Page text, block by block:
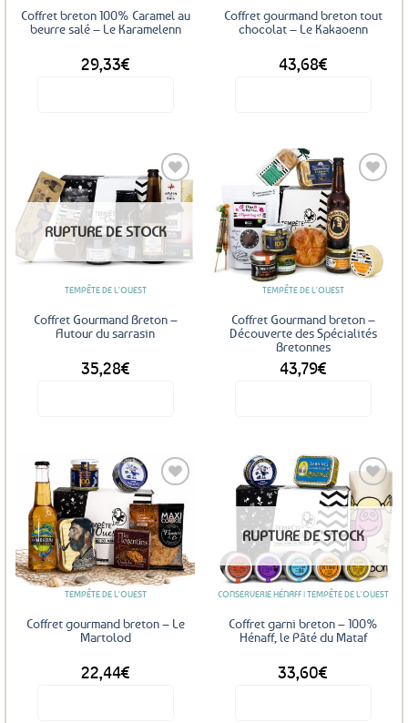
Coffret breton 100% Caramel au
beurre salé – Le Karamelenn
29,33€
Coffret gourmand breton tout
chocolat – Le Kakaoenn
43,68€
Ajouter
aux
favoris
RUPTURE DE STOCK
TEMPÊTE DE L'OUEST
Coffret Gourmand Breton –
Autour du sarrasin
35,28€
favoris
TEMPÊTE DE L'OUEST
Coffret Gourmand breton –
Découverte des Spécialités
Bretonnes
43,79€
Ajouter
aux
favoris
TEMPÊTE DE L'OUEST
Coffret gourmand breton – Le
Martolod
22,44€
Ajouter
aux
favoris
RUPTURE DE STOCK
CONSERVERIE HÉNAFF | TEMPÊTE DE L'OUEST
Coffret garni breton – 100%
Hénaff, le Pâté du Mataf
33,60€